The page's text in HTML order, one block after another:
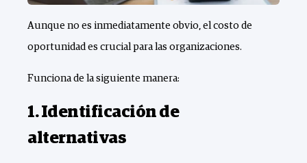
Aunque no es inmediatamente obvio, el costo de
oportunidad es crucial para las organizaciones.
Funciona de la siguiente manera:
1. Identificación de
alternativas